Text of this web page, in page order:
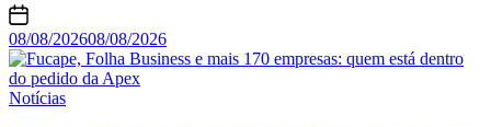
08/08/202608/08/2026
Notícias